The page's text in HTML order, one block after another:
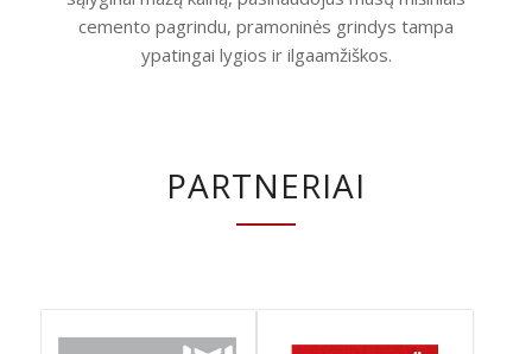
cemento pagrindu, pramoninės grindys tampa
ypatingai lygios ir ilgaamžiškos.
PARTNERIAI